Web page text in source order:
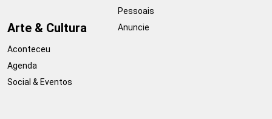
Arte & Cultura
Aconteceu
Agenda
Social & Eventos
Pessoais
Anuncie